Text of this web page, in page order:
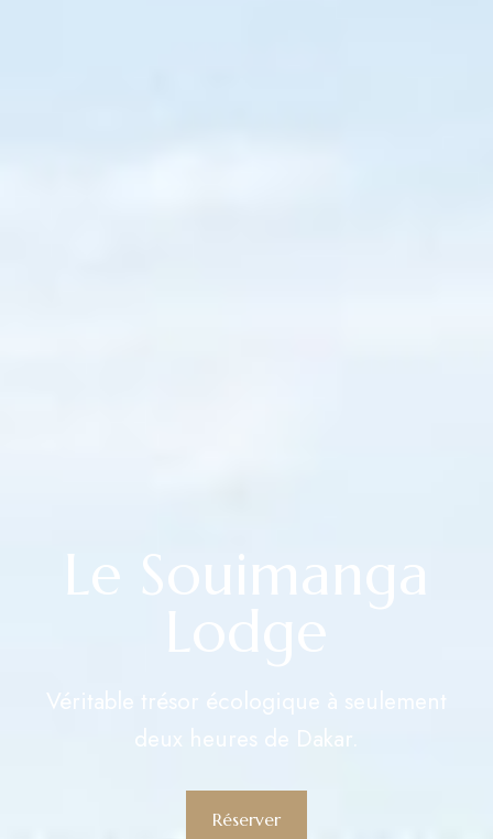
Le Souimanga
Lodge
Véritable trésor écologique à seulement
deux heures de Dakar.
Réserver